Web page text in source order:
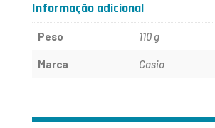
Informação adicional
Peso 110 g
Marca Casio